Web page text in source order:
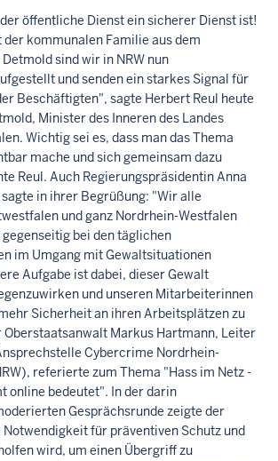
öffentliche Dienst ein sicherer Dienst ist!
kommunalen Familie aus dem
sind wir in NRW nun
und senden ein starkes Signal für
Beschäftigten", sagte Herbert Reul heute
Minister des Inneren des Landes
Wichtig sei es, dass man das Thema
mache und sich gemeinsam dazu
Reul. Auch Regierungspräsidentin Anna
in ihrer Begrüßung: "Wir alle
und ganz Nordrhein-Westfalen
bei den täglichen
im Umgang mit Gewaltsituationen
Aufgabe ist dabei, dieser Gewalt
und unseren Mitarbeiterinnen
Sicherheit an ihren Arbeitsplätzen zu
Oberstaatsanwalt Markus Hartmann, Leiter
Cybercrime Nordrhein-
referierte zum Thema "Hass im Netz -
online bedeutet". In der darin
Gesprächsrunde zeigte der
für präventiven Schutz und
wird, um einen Übergriff zu